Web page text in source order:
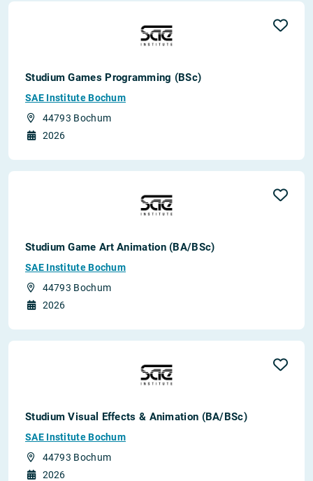
Studium Games Programming (BSc)
SAE Institute Bochum
44793 Bochum
2026
Studium Game Art Animation (BA/BSc)
SAE Institute Bochum
44793 Bochum
2026
Studium Visual Effects & Animation (BA/BSc)
SAE Institute Bochum
44793 Bochum
2026